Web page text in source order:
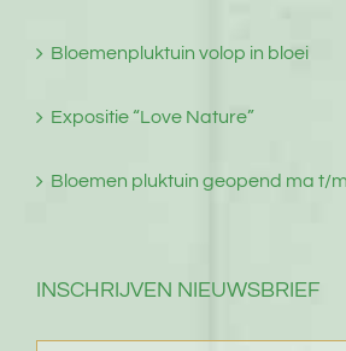
Bloemenpluktuin volop in bloei
Expositie “Love Nature”
Bloemen pluktuin geopend ma t/
INSCHRIJVEN NIEUWSBRIEF